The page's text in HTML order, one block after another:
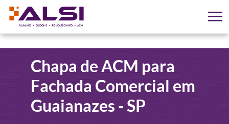
Chapa de ACM para
Fachada Comercial em
Guaianazes - SP